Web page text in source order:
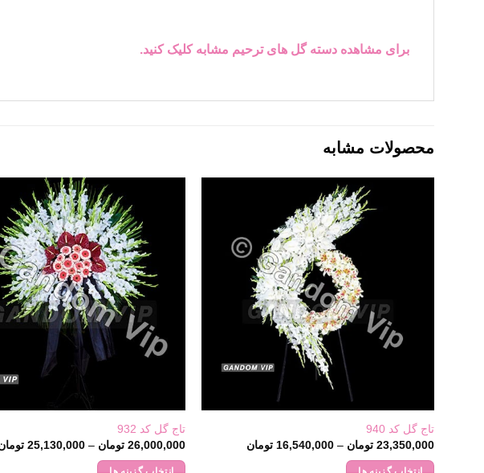
برای مشاهده دسته گل های ترحیم مشابه کلیک کنید.
محصولات مشابه
تاج گل کد 940
23,350,000 تومان –
16,540,000 تومانPrice
16,540,000 تومان
تاج گل کد 932
26,000,000 تومان –
25,130,000